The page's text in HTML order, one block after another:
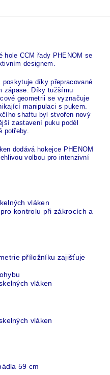
hole CCM řady PHENOM se
designem.
poskytuje díky přepracované
zápase. Díky tužšímu
geometrii se vyznačuje
manipulaci s pukem.
shaftu byl stvořen nový
zastavení puku podél
potřeby.
dodává hokejce PHENOM
volbou pro intenzivní
vláken
kontrolu při zákrocích a
příložníku zajišťuje
vláken
vláken
59 cm